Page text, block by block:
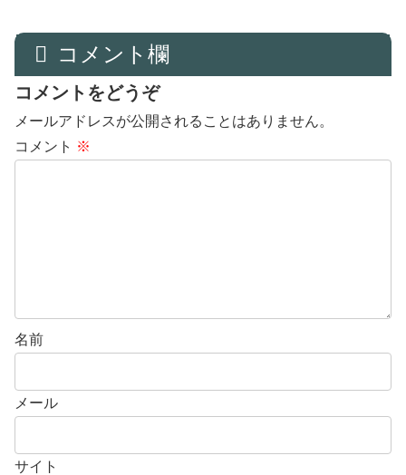
コメント欄
コメントをどうぞ
メールアドレスが公開されることはありません。
コメント ※
名前
メール
サイト